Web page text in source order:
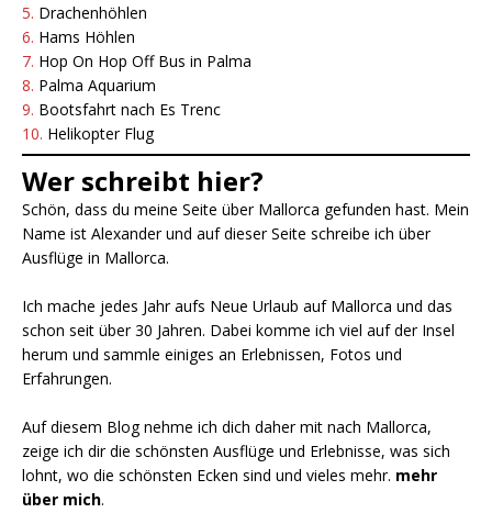
5. Drachenhöhlen
6. Hams Höhlen
7. Hop On Hop Off Bus in Palma
8. Palma Aquarium
9. Bootsfahrt nach Es Trenc
10. Helikopter Flug
Wer schreibt hier?
Schön, dass du meine Seite über Mallorca gefunden hast. Mein
Name ist Alexander und auf dieser Seite schreibe ich über
Ausflüge in Mallorca.
Ich mache jedes Jahr aufs Neue Urlaub auf Mallorca und das
schon seit über 30 Jahren. Dabei komme ich viel auf der Insel
herum und sammle einiges an Erlebnissen, Fotos und
Erfahrungen.
Auf diesem Blog nehme ich dich daher mit nach Mallorca,
zeige ich dir die schönsten Ausflüge und Erlebnisse, was sich
lohnt, wo die schönsten Ecken sind und vieles mehr. mehr
über mich.